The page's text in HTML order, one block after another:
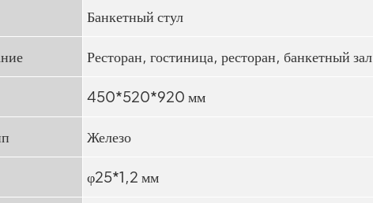
Банкетный стул
Ресторан, гостиница, ресторан, банкетный зал
450*520*920 мм
Железо
φ25*1,2 мм